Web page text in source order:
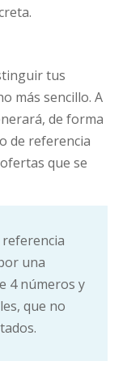
tus
más sencillo. A
de forma
de referencia
que se
referencia
una
4 números y
que no